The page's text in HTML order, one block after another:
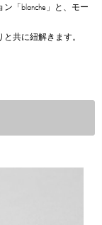
「blanche」と、モー
共に紐解きます。